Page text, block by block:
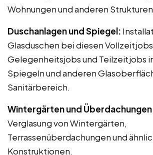
Wohnungen und anderen
Duschanlagen und Spiegel:
Glasduschen bei diesen
Gelegenheitsjobs und Teilzeitjobs
Spiegeln und anderen
Sanitärbereich.
Wintergärten und
Verglasung von Wintergärten,
Terrassenüberdachungen und
Konstruktionen.